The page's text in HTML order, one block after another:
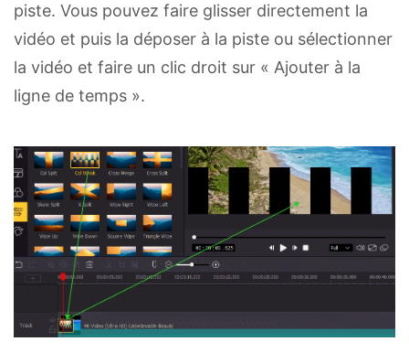
piste. Vous pouvez faire glisser directement la
vidéo et puis la déposer à la piste ou sélectionner
la vidéo et faire un clic droit sur « Ajouter à la
ligne de temps ».